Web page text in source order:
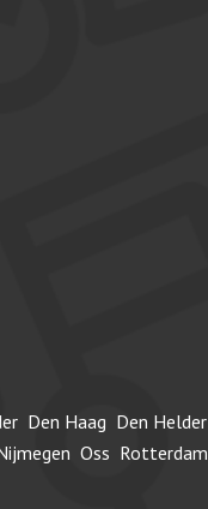
Den Haag Den Helder
Oss Rotterdam